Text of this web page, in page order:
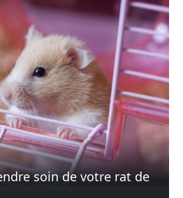
soin de votre rat de